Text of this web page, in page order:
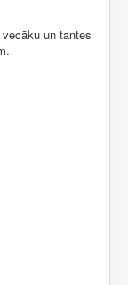
un tantes